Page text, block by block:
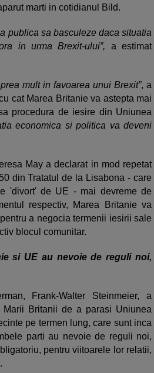
marti in cotidianul Bild.
publica sa basculeze daca situatia
in urma Brexit-ului”, a estimat
mult in favoarea unui Brexit”, a
cat Marea Britanie va astepta mai
procedura de iesire din Uniunea
economica si politica va deveni
May a declarat in mod repetat
din Tratatul de la Lisabona - care
'divort' de UE - mai devreme de
respectiv, Marea Britanie va
a negocia termenii iesirii sale
blocul comunitar.
si UE au nevoie de reguli noi,
Frank-Walter Steinmeier, a
Britanii de a parasi Uniunea
pe termen lung, care sunt inca
parti au nevoie de reguli noi,
pentru viitoarele lor relatii,